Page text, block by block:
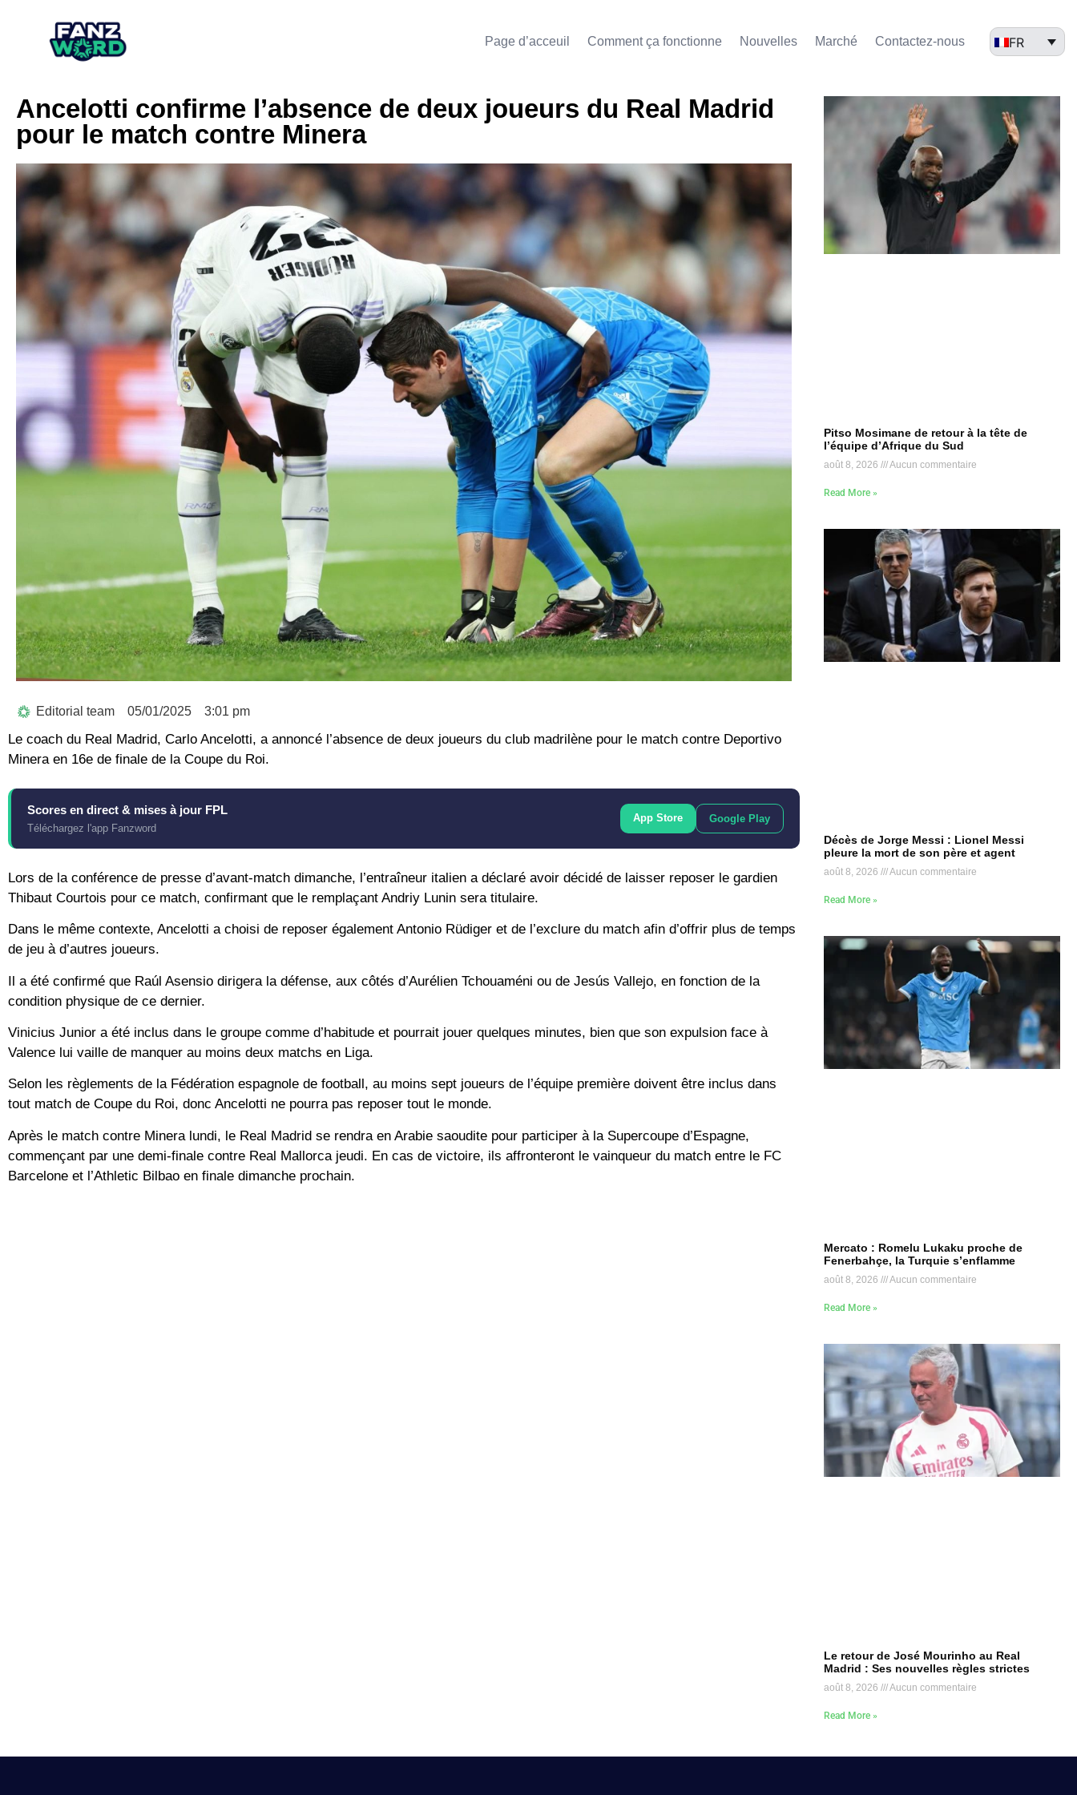
Page d’acceuil Comment ça fonctionne Nouvelles Marché​ Contactez-nous FR
Ancelotti confirme l’absence de deux joueurs du Real Madrid
pour le match contre Minera
Editorial team 05/01/2025 3:01 pm
Le coach du Real Madrid, Carlo Ancelotti, a annoncé l’absence de deux joueurs du club madrilène pour le match contre Deportivo
Minera en 16e de finale de la Coupe du Roi.
Scores en direct & mises à jour FPL
Téléchargez l'app Fanzword
App Store Google Play
Lors de la conférence de presse d’avant-match dimanche, l’entraîneur italien a déclaré avoir décidé de laisser reposer le gardien
Thibaut Courtois pour ce match, confirmant que le remplaçant Andriy Lunin sera titulaire.
Dans le même contexte, Ancelotti a choisi de reposer également Antonio Rüdiger et de l’exclure du match afin d’offrir plus de temps
de jeu à d’autres joueurs.
Il a été confirmé que Raúl Asensio dirigera la défense, aux côtés d’Aurélien Tchouaméni ou de Jesús Vallejo, en fonction de la
condition physique de ce dernier.
Vinicius Junior a été inclus dans le groupe comme d’habitude et pourrait jouer quelques minutes, bien que son expulsion face à
Valence lui vaille de manquer au moins deux matchs en Liga.
Selon les règlements de la Fédération espagnole de football, au moins sept joueurs de l’équipe première doivent être inclus dans
tout match de Coupe du Roi, donc Ancelotti ne pourra pas reposer tout le monde.
Après le match contre Minera lundi, le Real Madrid se rendra en Arabie saoudite pour participer à la Supercoupe d’Espagne,
commençant par une demi-finale contre Real Mallorca jeudi. En cas de victoire, ils affronteront le vainqueur du match entre le FC
Barcelone et l’Athletic Bilbao en finale dimanche prochain.
Pitso Mosimane de retour à la tête de
l’équipe d’Afrique du Sud
août 8, 2026 Aucun commentaire
Read More »
Décès de Jorge Messi : Lionel Messi
pleure la mort de son père et agent
août 8, 2026 Aucun commentaire
Read More »
Mercato : Romelu Lukaku proche de
Fenerbahçe, la Turquie s’enflamme
août 8, 2026 Aucun commentaire
Read More »
Le retour de José Mourinho au Real
Madrid : Ses nouvelles règles strictes
août 8, 2026 Aucun commentaire
Read More »